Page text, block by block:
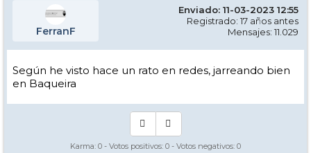
FerranF
Enviado: 11-03-2023 12:55
Registrado: 17 años antes
Mensajes: 11.029
Según he visto hace un rato en redes, jarreando bien
en Baqueira
Karma: 0 - Votos positivos: 0 - Votos negativos: 0